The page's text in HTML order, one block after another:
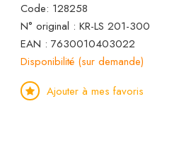
Code: 128258
N° original : KR-LS 201-300
EAN : 7630010403022
Disponibilité (sur demande)
Ajouter à mes favoris